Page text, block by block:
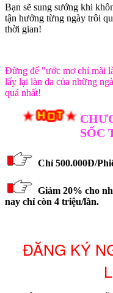
Bạn sẽ sung sướng khi
tận hưởng từng ngày trôi
thời gian!
Đừng để "ước mơ chỉ mãi
lấy lại làn da của những
quả nhất!
SỐC
Chỉ 500.000Đ/
Giảm 20% cho
nay chỉ còn 4 triệu/lần.
ĐĂNG KÝ